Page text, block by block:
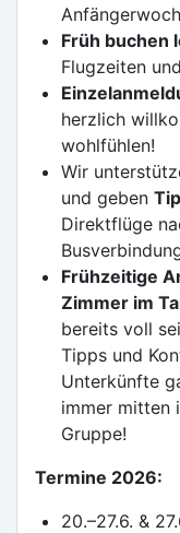
Früh buchen
Flugzeiten
herzlich
wohlfühlen!
Wir
und geben
Direktflüge
Frühzeitige
Zimmer im
bereits voll
Tipps und
Unterkünfte
immer mitten
Gruppe!
Termine 2026:
20.–27.6. &